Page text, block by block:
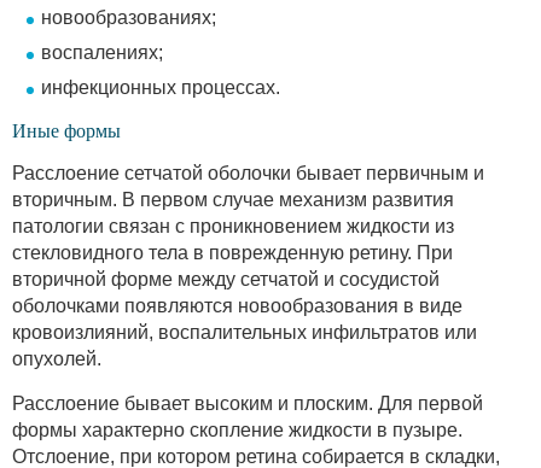
новообразованиях;
воспалениях;
инфекционных процессах.
Иные формы
Расслоение сетчатой оболочки бывает первичным и
вторичным. В первом случае механизм развития
патологии связан с проникновением жидкости из
стекловидного тела в поврежденную ретину. При
вторичной форме между сетчатой и сосудистой
оболочками появляются новообразования в виде
кровоизлияний, воспалительных инфильтратов или
опухолей.
Расслоение бывает высоким и плоским. Для первой
формы характерно скопление жидкости в пузыре.
Отслоение, при котором ретина собирается в складки,